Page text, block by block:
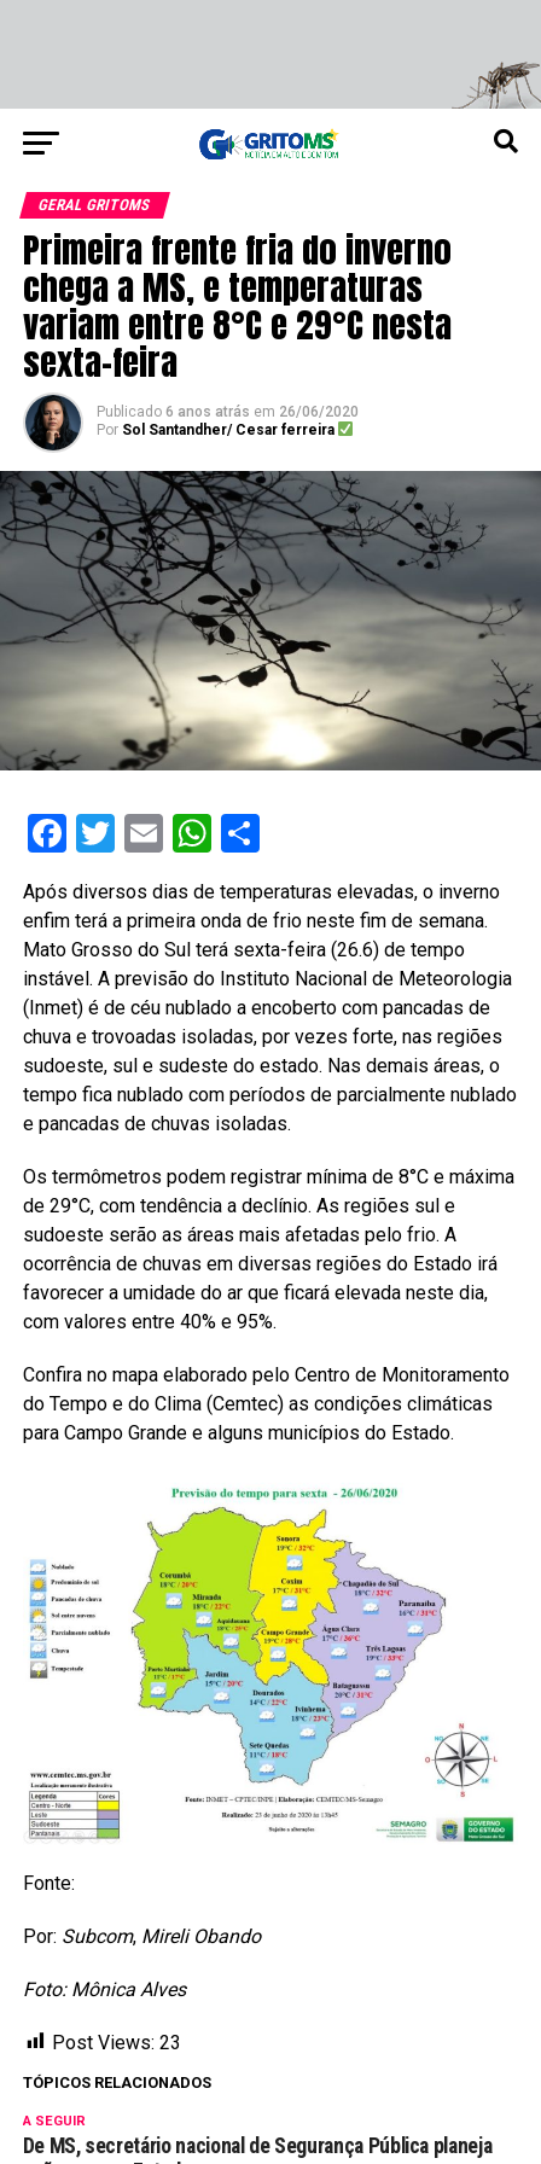
GERAL GRITOMS
Primeira frente fria do inverno
chega a MS, e temperaturas
variam entre 8°C e 29°C nesta
sexta-feira
Publicado 6 anos atrás em 26/06/2020
Por Sol Santandher/ Cesar ferreira
Facebook
Twitter
EmailWhatsApp
Share
Após diversos dias de temperaturas elevadas, o inverno
enfim terá a primeira onda de frio neste fim de semana.
Mato Grosso do Sul terá sexta-feira (26.6) de tempo
instável. A previsão do Instituto Nacional de Meteorologia
(Inmet) é de céu nublado a encoberto com pancadas de
chuva e trovoadas isoladas, por vezes forte, nas regiões
sudoeste, sul e sudeste do estado. Nas demais áreas, o
tempo fica nublado com períodos de parcialmente nublado
e pancadas de chuvas isoladas.
Os termômetros podem registrar mínima de 8°C e máxima
de 29°C, com tendência a declínio. As regiões sul e
sudoeste serão as áreas mais afetadas pelo frio. A
ocorrência de chuvas em diversas regiões do Estado irá
favorecer a umidade do ar que ficará elevada neste dia,
com valores entre 40% e 95%.
Confira no mapa elaborado pelo Centro de Monitoramento
do Tempo e do Clima (Cemtec) as condições climáticas
para Campo Grande e alguns municípios do Estado.
Fonte:
Por: Subcom, Mireli Obando
Foto: Mônica Alves
Post Views: 23
TÓPICOS RELACIONADOS
A SEGUIR
De MS, secretário nacional de Segurança Pública planeja